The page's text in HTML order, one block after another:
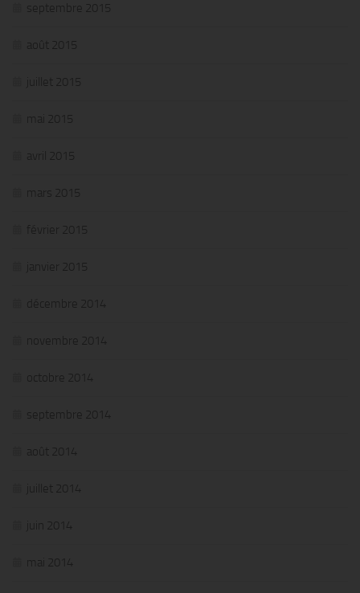
septembre 2015
août 2015
juillet 2015
mai 2015
avril 2015
mars 2015
février 2015
janvier 2015
décembre 2014
novembre 2014
octobre 2014
septembre 2014
août 2014
juillet 2014
juin 2014
mai 2014